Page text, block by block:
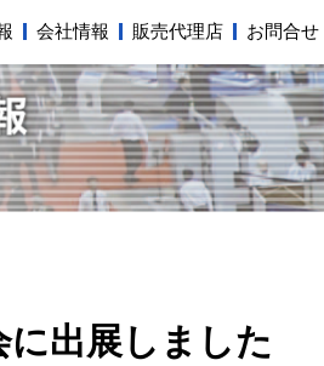
会社情報 販売代理店 お問合せ
出展しました